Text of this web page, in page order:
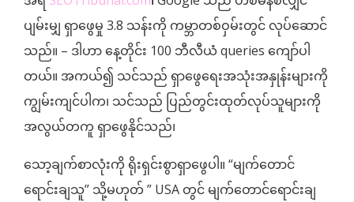
ပျမ်းမျှ ရှာဖွေမှု 3.8 သန်းကို ကမ္ဘာတစ်ဝှမ်းတွင် လုပ်ဆောင်
သည်။ – ဒါဟာ နေ့တိုင်း 100 ဘီလီယံ queries ကျော်ပါ
တယ်။ အကယ်၍ သင်သည် ရှာဖွေရေးအသုံးအနှုန်းများကို
ကျွမ်းကျင်ပါက၊ သင်သည် ပြည်တွင်းထုတ်လုပ်သူများကို
အလွယ်တကူ ရှာဖွေနိုင်သည်၊
သော့ချက်စာလုံးကို ရိုးရှင်းစွာရှာဖွေပါ။ “မျက်တောင်
ရောင်းချသူ” သို့မဟုတ် ” USA တွင် မျက်တောင်ရောင်းချ